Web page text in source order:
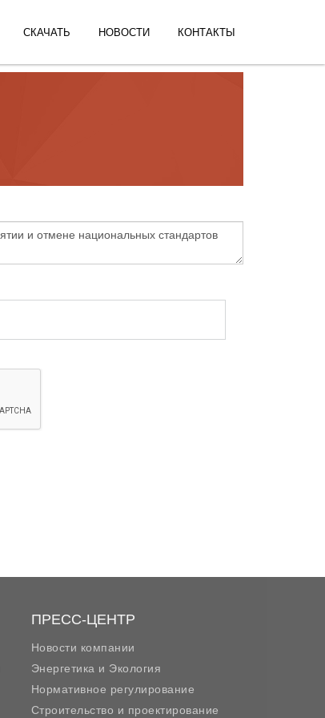
СКАЧАТЬ НОВОСТИ КОНТАКТЫ
ПРЕСС-ЦЕНТР
Новости компании
Энергетика и Экология
Нормативное регулирование
Строительство и проектирование